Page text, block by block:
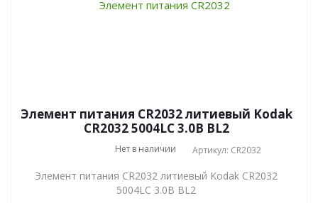
Элемент питания CR2032 литиевый Kodak
CR2032 5004LC 3.0В BL2
Нет в наличии Артикул: CR2032
Элемент питания CR2032 литиевый Kodak CR2032
5004LC 3.0В BL2